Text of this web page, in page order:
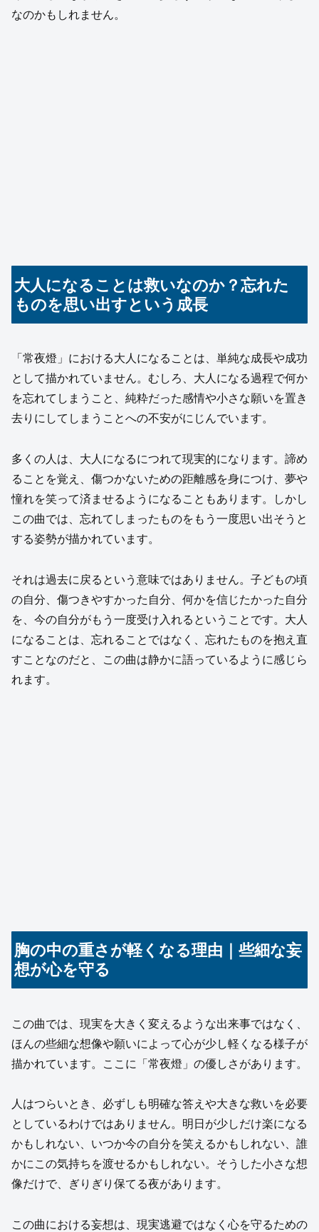
なのかもしれません。
大人になることは救いなのか？忘れた
ものを思い出すという成長
「常夜燈」における大人になることは、単純な成長や成功
として描かれていません。むしろ、大人になる過程で何か
を忘れてしまうこと、純粋だった感情や小さな願いを置き
去りにしてしまうことへの不安がにじんでいます。
多くの人は、大人になるにつれて現実的になります。諦め
ることを覚え、傷つかないための距離感を身につけ、夢や
憧れを笑って済ませるようになることもあります。しかし
この曲では、忘れてしまったものをもう一度思い出そうと
する姿勢が描かれています。
それは過去に戻るという意味ではありません。子どもの頃
の自分、傷つきやすかった自分、何かを信じたかった自分
を、今の自分がもう一度受け入れるということです。大人
になることは、忘れることではなく、忘れたものを抱え直
すことなのだと、この曲は静かに語っているように感じら
れます。
胸の中の重さが軽くなる理由｜些細な妄
想が心を守る
この曲では、現実を大きく変えるような出来事ではなく、
ほんの些細な想像や願いによって心が少し軽くなる様子が
描かれています。ここに「常夜燈」の優しさがあります。
人はつらいとき、必ずしも明確な答えや大きな救いを必要
としているわけではありません。明日が少しだけ楽になる
かもしれない、いつか今の自分を笑えるかもしれない、誰
かにこの気持ちを渡せるかもしれない。そうした小さな想
像だけで、ぎりぎり保てる夜があります。
この曲における妄想は、現実逃避ではなく心を守るための